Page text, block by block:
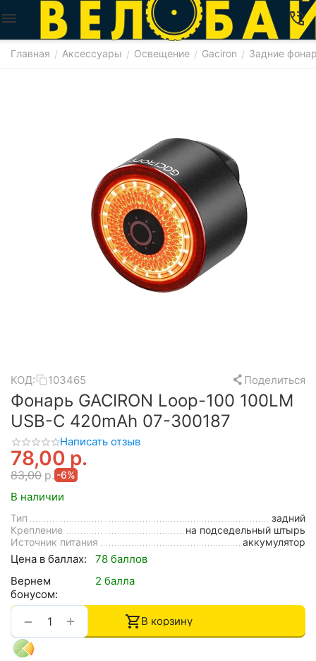
Главная / Аксессуары / Освещение / Gaciron / Задние
КОД: 103465 Поделиться
Фонарь GACIRON Loop-100 100LM
USB-С 420mAh 07-300187
Написать отзыв
78,00 р.
83,00 р. -6%
В наличии
Тип
задний
Крепление
на подседельный штырь
Источник питания
аккумулятор
Цена в баллах:
78 баллов
Вернем
бонусом:
2 балла
+
− В корзину